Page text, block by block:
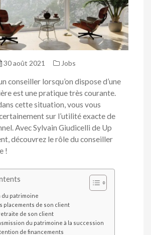
30 août 2021 Jobs
conseiller lorsqu’on dispose d’une
est une pratique très courante.
cette situation, vous vous
sur l’utilité exacte de
Avec Sylvain Giudicelli de Up
découvrez le rôle du conseiller
!
du patrimoine
placements de son client
de son client
du patrimoine à la succession
de financements